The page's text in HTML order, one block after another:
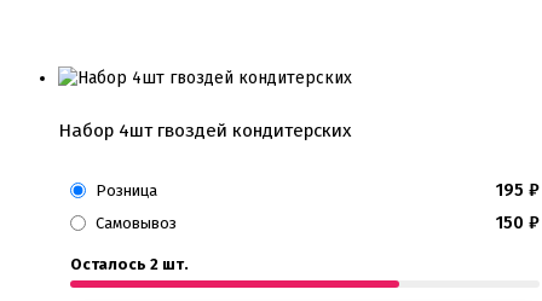
Глазурь для кондитеров
Набор 4шт гвоздей кондитерских
Розница 195 ₽
Самовывоз 150 ₽
Осталось 2 шт.